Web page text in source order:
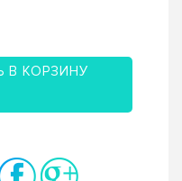
В КОРЗИНУ